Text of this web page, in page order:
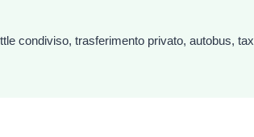
condiviso, trasferimento privato, autobus,